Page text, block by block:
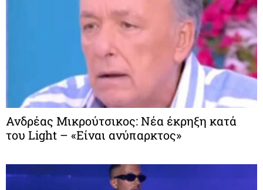
Ανδρέας Μικρούτσικος: Νέα έκρηξη κατά
του Light – «Είναι ανύπαρκτος»